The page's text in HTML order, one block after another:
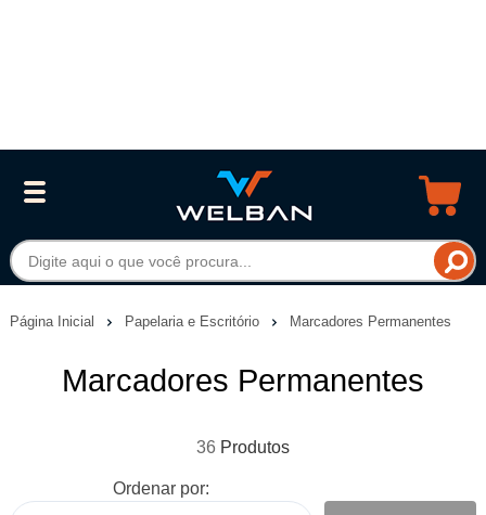
Página Inicial Papelaria e Escritório Marcadores Permanentes
Marcadores Permanentes
36
Ordenar por: